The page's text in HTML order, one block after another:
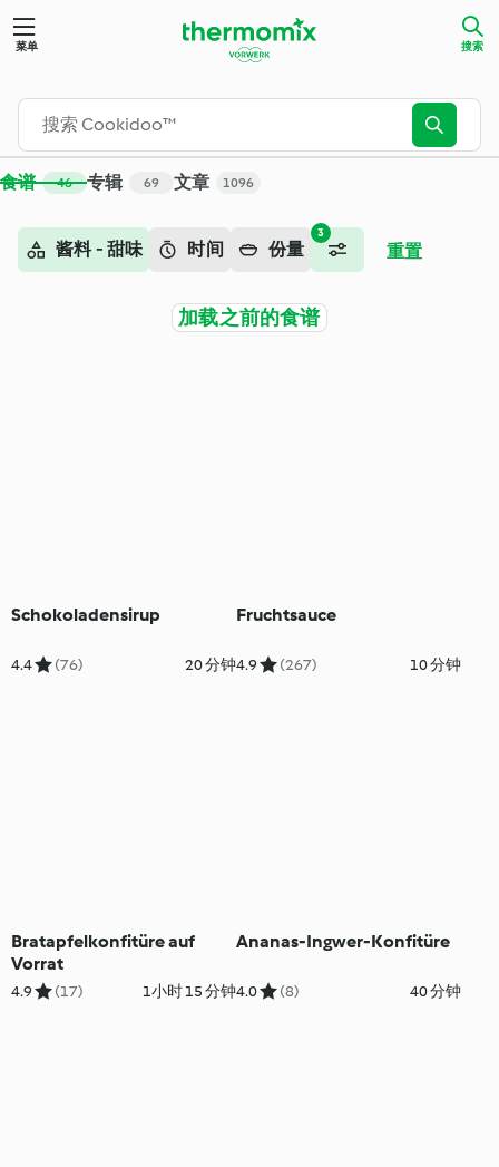
菜单 搜索
食谱 46 专辑 69 文章 1096
3
酱料 - 甜味 时间 份量 重置
加载之前的食谱
Schokoladensirup
4.4 (76) 20 分钟
Fruchtsauce
4.9 (267) 10 分钟
Bratapfelkonfitüre auf
Vorrat
4.9 (17) 1小时 15 分钟
Ananas-Ingwer-Konfitüre
4.0 (8) 40 分钟
搜索 - Cookidoo™ – 美善品®电子食谱平台